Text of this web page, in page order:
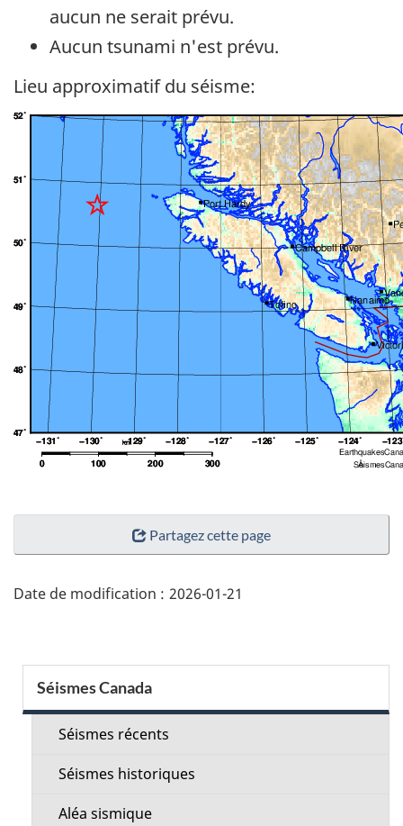
aucun ne serait prévu.
Aucun tsunami n'est prévu.
Lieu approximatif du séisme:
"Détails
page"
Partagez cette page
Date de modification : 2026-01-21
Menu
de
Séismes Canada
Séismes récents
Séismes historiques
Aléa sismique